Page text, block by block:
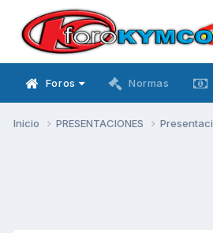
Foros Normas
Inicio PRESENTACIONES